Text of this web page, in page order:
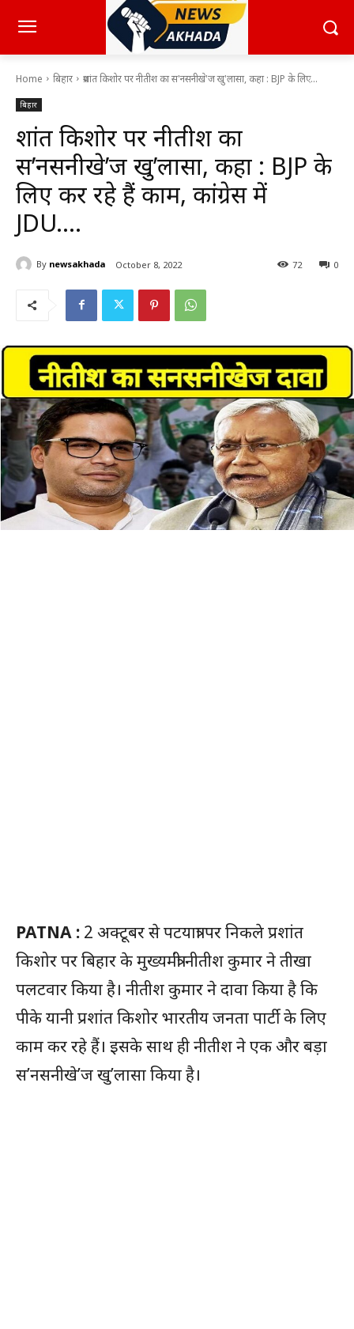
Home बिहार प्रशांत किशोर पर नीतीश का स'नसनीखे'ज खु'लासा, कहा : BJP के लिए...
बिहार
प्रशांत किशोर पर नीतीश का
स’नसनीखे’ज खु’लासा, कहा : BJP के
लिए कर रहे हैं काम, कांग्रेस में
JDU….
By newsakhada October 8, 2022 0
72
PATNA : 2 अक्टूबर से पटयात्रा पर निकले प्रशांत
किशोर पर बिहार के मुख्यमंत्री नीतीश कुमार ने तीखा
पलटवार किया है। नीतीश कुमार ने दावा किया है कि
पीके यानी प्रशांत किशोर भारतीय जनता पार्टी के लिए
काम कर रहे हैं। इसके साथ ही नीतीश ने एक और बड़ा
स’नसनीखे’ज खु’लासा किया है।